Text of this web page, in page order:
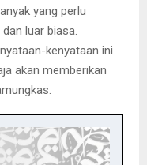
yang perlu
luar biasa.
kenyataan ini
akan memberikan